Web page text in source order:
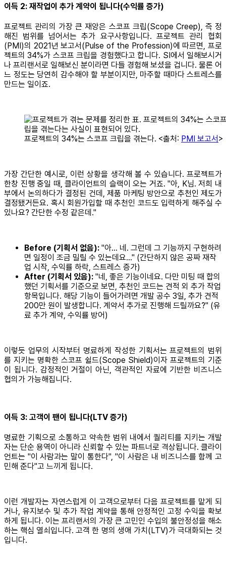
이득 2: 재작업이 추가 계약이 됩니다(수익률 증가)
프로젝트 관리의 가장 큰 재앙은 스코프 크립(Scope Creep), 즉 정
해진 범위를 넘어서는 추가 요구사항입니다. 프로젝트 관리 협회
(PMI)의 2021년 보고서(Pulse of the Profession)에 따르면, 프로
젝트의 34%가 스코프 크립을 경험했다고 합니다. SI에서 일해보시거
나 프리랜서로 일해보신 분이라면 다들 경험해 보셨을 겁니다. 물론 어
느 정도는 당연히 감수해야 할 부분이지만, 마주할 때마다 스트레스를
만드는 일이죠.
프로젝트의 34%는 스코프 크립을 겪는다. <출처: PMI 보고서 >
가장 간단한 예시로, 이런 상황을 생각해 볼 수 있습니다. 프로젝트가
한창 진행 중일 때, 클라이언트의 슬랙이 오는 거죠. "아, K님. 저희 내
부에서 논의하다가 결정된 건데, 제품 마케팅 방안으로 추천인 제도가
결정됐거든요. 혹시 회원가입할 때 추천인 코드도 입력하게 해주실 수
있나요? 간단한 수정 같은데."
Before (기획서 없음): "아... 네. 그런데 그 기능까지 구현하려
면 일정이 조금 밀릴 수 있는데요..." (간단하지 않은 공짜 재작
업 시작, 수익률 하락, 스트레스 증가)
After (기획서 있음): "네, 좋은 기능이네요. 다만 미팅 때 합의
했던 기획서를 기준으로 보면, 추천인 코드는 견적 외 추가 작업
항목입니다. 해당 기능이 들어가려면 개발 공수 3일, 추가 견적
200만 원이 발생합니다. 계약서 추가로 진행해 드릴까요?" (유
료 추가 계약, 수익률 방어)
이렇듯 업무의 시작부터 명료하게 작성한 기획서는 프로젝트의 범위
를 지키는 명확한 스코프 쉴드(Scope Shield)이자 프로젝트의 기준
이 됩니다. 감정적인 거절이 아닌, 객관적인 자료에 기반한 비즈니스
협의가 가능해집니다.
이득 3: 고객이 팬이 됩니다(LTV 증가)
명료한 기획으로 소통하고 약속한 범위 내에서 퀄리티를 지키는 개발
자는 단순 용역이 아니라 신뢰할 수 있는 파트너로 격상됩니다. 클라이
언트는 "이 사람과는 말이 통한다", "이 사람은 내 비즈니스를 함께 고
민해 준다"고 느끼게 됩니다.
이런 개발자는 자연스럽게 이 고객으로부터 다음 프로젝트를 맡게 되
거나, 유지보수 및 추가 작업 계약을 통해 안정적인 고정 수익을 확보
하게 됩니다. 이는 프리랜서의 가장 큰 고민인 수입의 불안정성을 해소
하는 핵심 열쇠입니다. 고객 한 명의 생애 가치(LTV)가 극대화되는 것
입니다.